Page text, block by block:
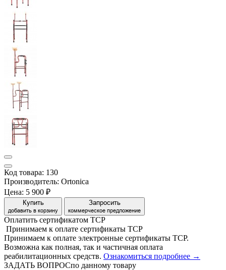
Код товара: 130
Производитель: Ortonica
Цена: 5 900 ₽
Купить
добавить в корзину
Запросить
коммерческое предложение
Оплатить сертификатом ТСР
Принимаем к оплате сертификаты ТСР
Принимаем к оплате электронные сертификаты ТСР.
Возможна как полная, так и частичная оплата
реабилитационных средств. Ознакомиться подробнее →
ЗАДАТЬ ВОПРОСпо данному товару